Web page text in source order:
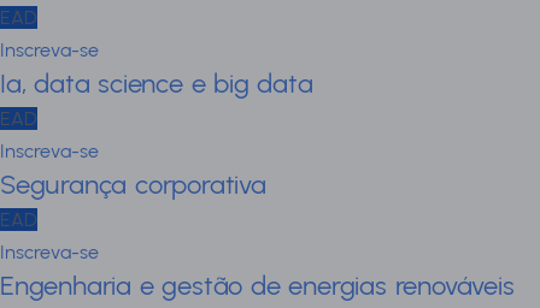
EAD
Inscreva-se
Ia, data science e big data
EAD
Inscreva-se
Segurança corporativa
EAD
Inscreva-se
Engenharia e gestão de energias renováveis